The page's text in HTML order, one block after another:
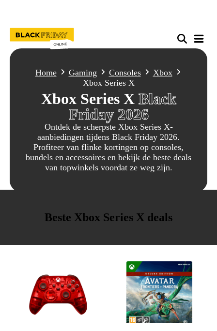
Home Gaming Consoles
Xbox
Xbox Series X
Xbox Series X Black
Friday 2026
Ontdek de scherpste Xbox Series X-
aanbiedingen tijdens Black Friday 2026.
Profiteer van flinke kortingen op consoles,
bundels en accessoires en bekijk de beste deals
van topwinkels voordat ze weg zijn.
Beste Xbox Series X deals